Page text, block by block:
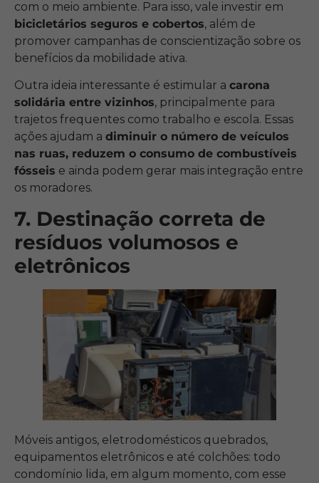
com o meio ambiente. Para isso, vale investir em
bicicletários seguros e cobertos, além de
promover campanhas de conscientização sobre os
benefícios da mobilidade ativa.
Outra ideia interessante é estimular a carona
solidária entre vizinhos, principalmente para
trajetos frequentes como trabalho e escola. Essas
ações ajudam a diminuir o número de veículos
nas ruas, reduzem o consumo de combustíveis
fósseis e ainda podem gerar mais integração entre
os moradores.
7. Destinação correta de
resíduos volumosos e
eletrônicos
Móveis antigos, eletrodomésticos quebrados,
equipamentos eletrônicos e até colchões: todo
condomínio lida, em algum momento, com esse